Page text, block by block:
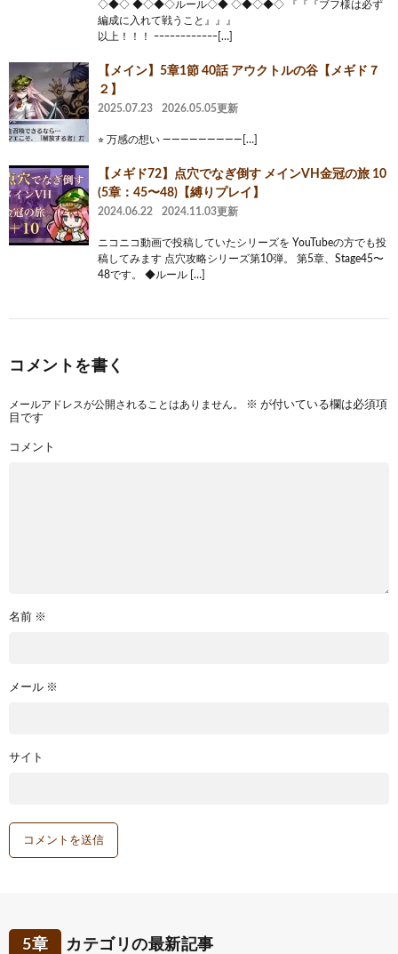
◇◆◇ ◆◇◆◇ルール◇◆ ◇◆◇◆◇ 『『『ブフ様は必ず
編成に入れて戦うこと』』』
以上！！！ ｰｰｰｰｰｰｰｰｰｰｰｰ[…]
【メイン】5章1節 40話 アウクトルの谷【メギド７
２】
2025.07.23 2026.05.05更新
⭐︎ 万感の想い —————————[…]
【メギド72】点穴でなぎ倒す メインVH金冠の旅 10
(5章：45〜48)【縛りプレイ】
2024.06.22 2024.11.03更新
ニコニコ動画で投稿していたシリーズを YouTubeの方でも投
稿してみます 点穴攻略シリーズ第10弾。 第5章、Stage45〜
48です。 ◆ルール […]
コメントを書く
メールアドレスが公開されることはありません。 ※ が付いている欄は必須項
目です
コメント
名前 ※
メール ※
サイト
5章 カテゴリの最新記事